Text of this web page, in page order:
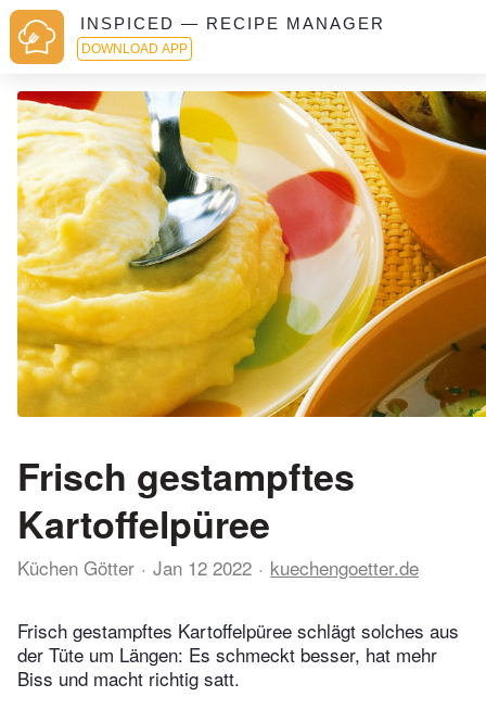
INSPICED — RECIPE MANAGER
DOWNLOAD APP
Frisch gestampftes
Kartoffelpüree
Küchen Götter Jan 12 2022 kuechengoetter.de
Frisch gestampftes Kartoffelpüree schlägt solches aus
der Tüte um Längen: Es schmeckt besser, hat mehr
Biss und macht richtig satt.